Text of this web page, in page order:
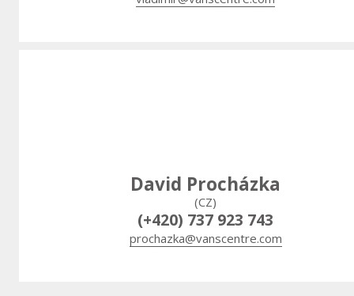
David Procházka
(CZ)
(+420) 737 923 743
prochazka@vanscentre.com